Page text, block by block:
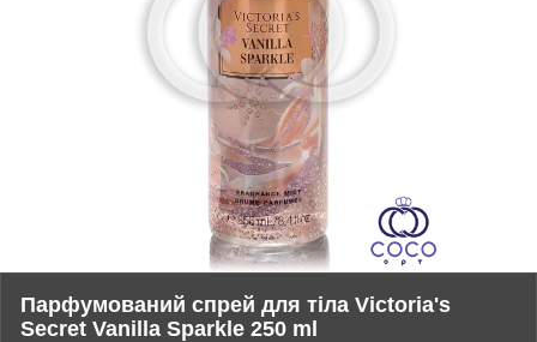
Парфумований спрей для тіла Victoria's
Secret Vanilla Sparkle 250 ml